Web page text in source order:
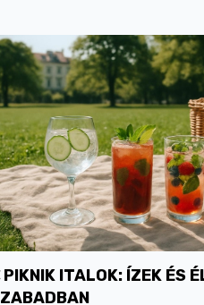
PIKNIK ITALOK: ÍZEK ÉS